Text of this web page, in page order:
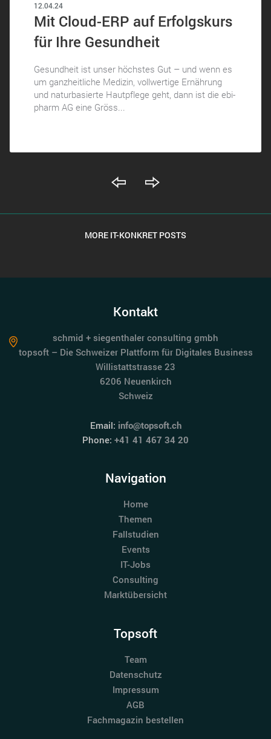
12.04.24
Mit Cloud-ERP auf Erfolgskurs
für Ihre Gesundheit
Gesundheit ist unser höchstes Gut – und wenn es
um ganzheitliche Medizin, vollwertige Ernährung
und naturbasierte Hautpflege geht, dann ist die ebi-
pharm AG eine Gröss...
MORE IT-KONKRET POSTS
Kontakt
schmid + siegenthaler consulting gmbh
topsoft – Die Schweizer Plattform für Digitales Business
Willistattstrasse 23
6206 Neuenkirch
Schweiz
Email: info@topsoft.ch
Phone: +41 41 467 34 20
Navigation
Home
Themen
Fallstudien
Events
IT-Jobs
Consulting
Marktübersicht
Topsoft
Team
Datenschutz
Impressum
AGB
Fachmagazin bestellen